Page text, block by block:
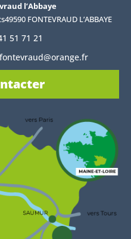
l’Abbaye
FONTEVRAUD L’ABBAYE
51 71 21